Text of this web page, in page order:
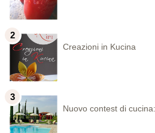
Creazioni in Kucina
Nuovo contest di